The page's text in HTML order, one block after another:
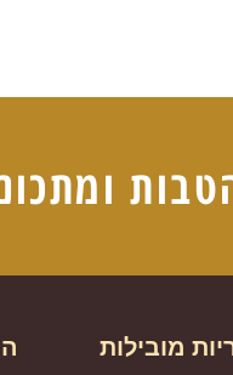
מובילות